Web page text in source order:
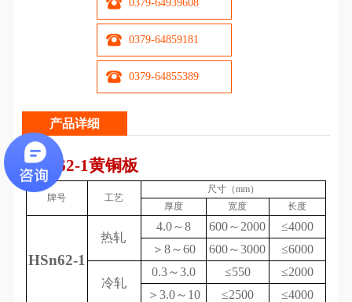
0379-64939608
0379-64859181
0379-64855389
产品详细
HSn62-1黄铜板
牌号 工艺
尺寸（mm）
厚度
宽度 长度
HSn62-1
热轧
4.0～8 600～2000
≤4000
＞8～60
600～3000 ≤6000
冷轧
0.3～3.0 ≤550
≤2000
＞3.0～10
≤2500 ≤4000